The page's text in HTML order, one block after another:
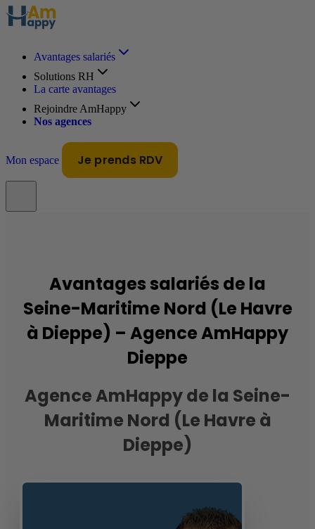
Avantages salariés
Solutions RH
La carte avantages
Rejoindre AmHappy
Nos agences
Mon espace Je prends RDV
Avantages salariés de la
Seine-Maritime Nord (Le Havre
à Dieppe) – Agence AmHappy
Dieppe
Agence AmHappy de la Seine-
Maritime Nord (Le Havre à
Dieppe)